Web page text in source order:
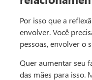
Por isso que a
envolver. Você
pessoas, envolver o
Quer aumentar seu
das mães para isso.